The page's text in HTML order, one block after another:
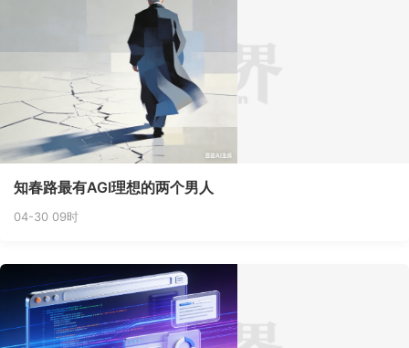
知春路最有AGI理想的两个男人
04-30 09时